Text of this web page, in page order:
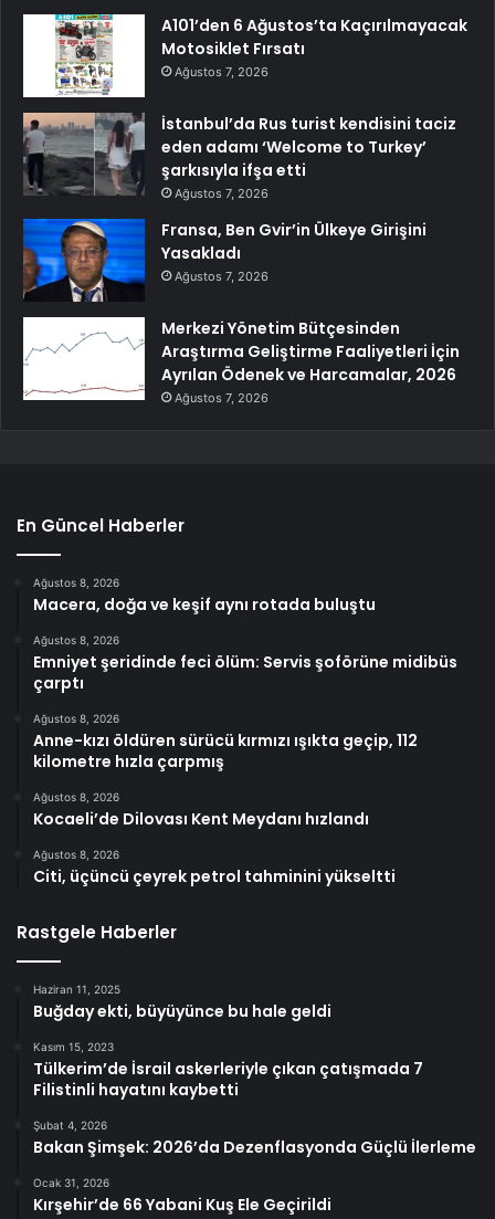
A101’den 6 Ağustos’ta Kaçırılmayacak
Motosiklet Fırsatı
Ağustos 7, 2026
İstanbul’da Rus turist kendisini taciz
eden adamı ‘Welcome to Turkey’
şarkısıyla ifşa etti
Ağustos 7, 2026
Fransa, Ben Gvir’in Ülkeye Girişini
Yasakladı
Ağustos 7, 2026
Merkezi Yönetim Bütçesinden
Araştırma Geliştirme Faaliyetleri İçin
Ayrılan Ödenek ve Harcamalar, 2026
Ağustos 7, 2026
En Güncel Haberler
Ağustos 8, 2026
Macera, doğa ve keşif aynı rotada buluştu
Ağustos 8, 2026
Emniyet şeridinde feci ölüm: Servis şoförüne midibüs
çarptı
Ağustos 8, 2026
Anne-kızı öldüren sürücü kırmızı ışıkta geçip, 112
kilometre hızla çarpmış
Ağustos 8, 2026
Kocaeli’de Dilovası Kent Meydanı hızlandı
Ağustos 8, 2026
Citi, üçüncü çeyrek petrol tahminini yükseltti
Rastgele Haberler
Haziran 11, 2025
Buğday ekti, büyüyünce bu hale geldi
Kasım 15, 2023
Tülkerim’de İsrail askerleriyle çıkan çatışmada 7
Filistinli hayatını kaybetti
Şubat 4, 2026
Bakan Şimşek: 2026’da Dezenflasyonda Güçlü İlerleme
Ocak 31, 2026
Kırşehir’de 66 Yabani Kuş Ele Geçirildi